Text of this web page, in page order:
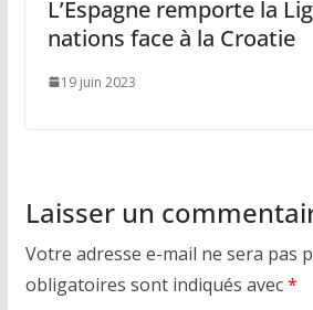
L’Espagne remporte la
nations face à la Croatie
19 juin 2023
Laisser un
Votre adresse e-mail ne sera pas
obligatoires sont indiqués avec*